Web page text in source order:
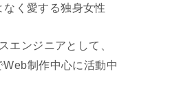
なく愛する独身女性
エンジニアとして、
Web制作中心に活動中